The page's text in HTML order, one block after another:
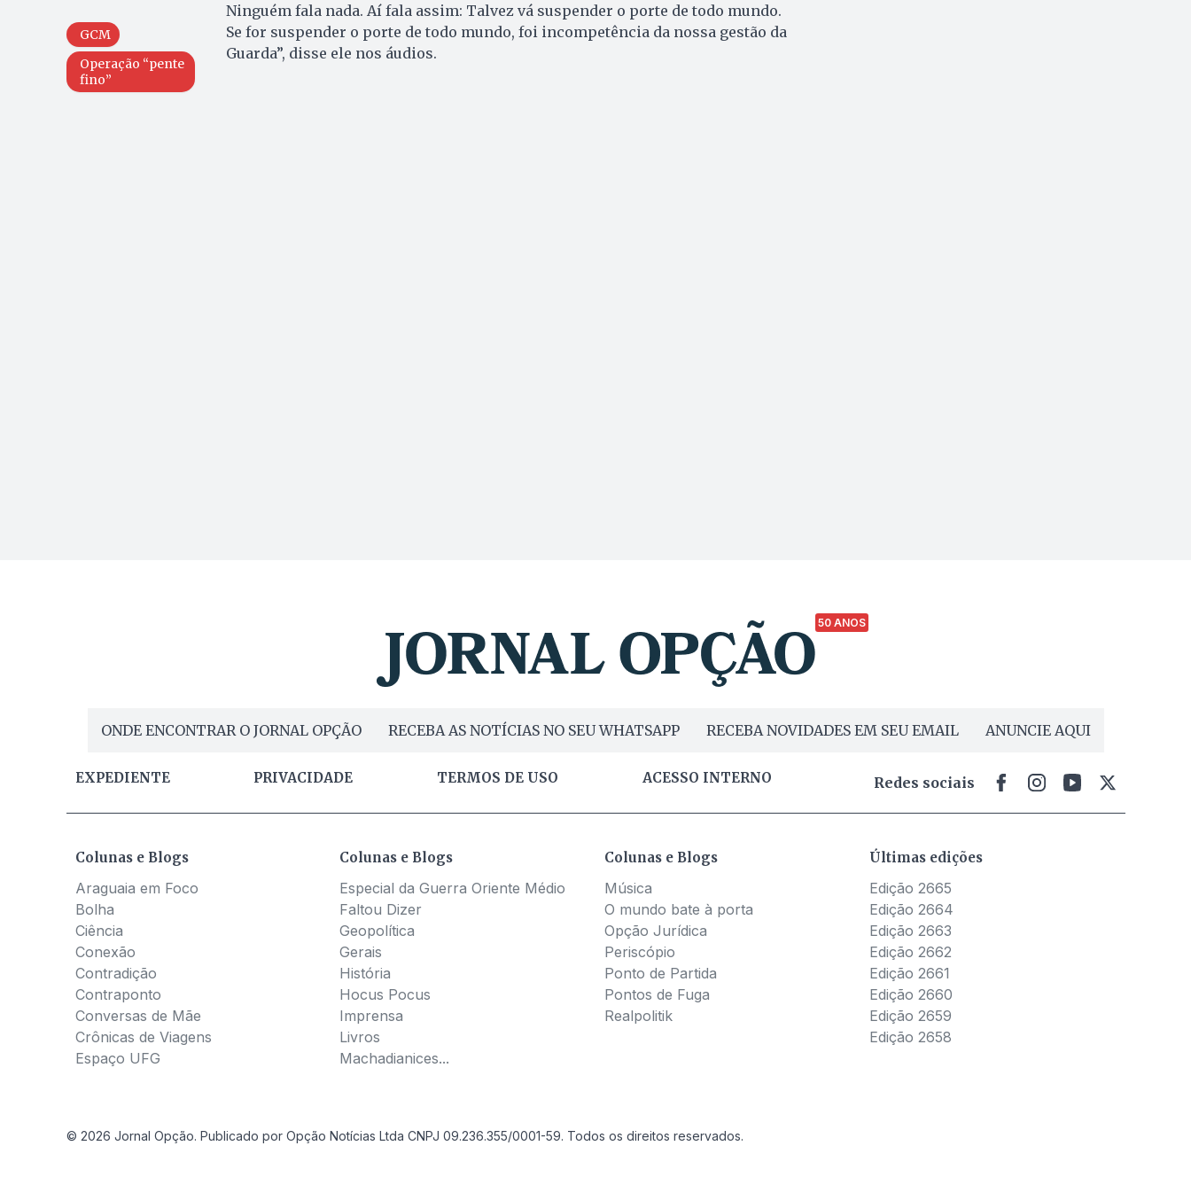
GCM
Operação “pente
fino”
Ninguém fala nada. Aí fala assim: Talvez vá suspender o porte de todo mundo.
Se for suspender o porte de todo mundo, foi incompetência da nossa gestão da
Guarda”, disse ele nos áudios.
50 ANOS
ONDE ENCONTRAR O JORNAL OPÇÃO RECEBA AS NOTÍCIAS NO SEU WHATSAPP RECEBA NOVIDADES EM SEU EMAIL ANUNCIE AQUI
EXPEDIENTE PRIVACIDADE TERMOS DE USO ACESSO INTERNO Redes sociais
Colunas e Blogs
Araguaia em Foco
Bolha
Ciência
Conexão
Contradição
Contraponto
Conversas de Mãe
Crônicas de Viagens
Espaço UFG
Colunas e Blogs
Especial da Guerra Oriente Médio
Faltou Dizer
Geopolítica
Gerais
História
Hocus Pocus
Imprensa
Livros
Machadianices...
Colunas e Blogs
Música
O mundo bate à porta
Opção Jurídica
Periscópio
Ponto de Partida
Pontos de Fuga
Realpolitik
Últimas edições
Edição 2665
Edição 2664
Edição 2663
Edição 2662
Edição 2661
Edição 2660
Edição 2659
Edição 2658
© 2026 Jornal Opção. Publicado por Opção Notícias Ltda CNPJ 09.236.355/0001-59. Todos os direitos reservados.